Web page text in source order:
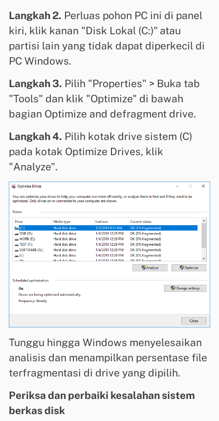
Langkah 2. Perluas pohon PC ini di panel
kiri, klik kanan "Disk Lokal (C:)" atau
partisi lain yang tidak dapat diperkecil di
PC Windows.
Langkah 3. Pilih "Properties" > Buka tab
"Tools" dan klik "Optimize" di bawah
bagian Optimize and defragment drive.
Langkah 4. Pilih kotak drive sistem (C)
pada kotak Optimize Drives, klik
"Analyze".
Tunggu hingga Windows menyelesaikan
analisis dan menampilkan persentase file
terfragmentasi di drive yang dipilih.
Periksa dan perbaiki kesalahan sistem
berkas disk